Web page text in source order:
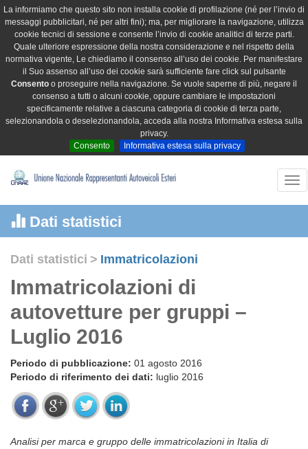
La informiamo che questo sito non installa cookie di profilazione (né per l’invio di
messaggi pubblicitari, né per altri fini); ma, per migliorare la navigazione, utilizza
cookie tecnici di sessione e consente l’invio di cookie analitici di terze parti.
Quale ulteriore espressione della nostra considerazione e nel rispetto della
normativa vigente, Le chiediamo il consenso all’uso dei cookie. Per manifestare
il Suo assenso all’uso dei cookie sarà sufficiente fare click sul pulsante
Consento o proseguire nella navigazione. Se vuole saperne di più, negare il
consenso a tutti o alcuni cookie, oppure cambiare le impostazioni
specificamente relative a ciascuna categoria di cookie di terza parte,
selezionandola o deselezionandola, acceda alla nostra Informativa estesa sulla
privacy.
Consento
Informativa estesa sulla privacy
Dati statistici
Dati statistici > Immatricolazioni
Immatricolazioni di
autovetture per gruppi –
Luglio 2016
Periodo di pubblicazione: 01 agosto 2016
Periodo di riferimento dei dati: luglio 2016
Analisi per marca e gruppo delle immatricolazioni in Italia di